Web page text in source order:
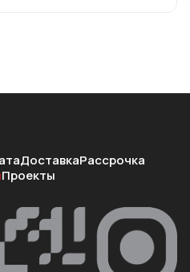
ДоставкаРассрочка
Проекты